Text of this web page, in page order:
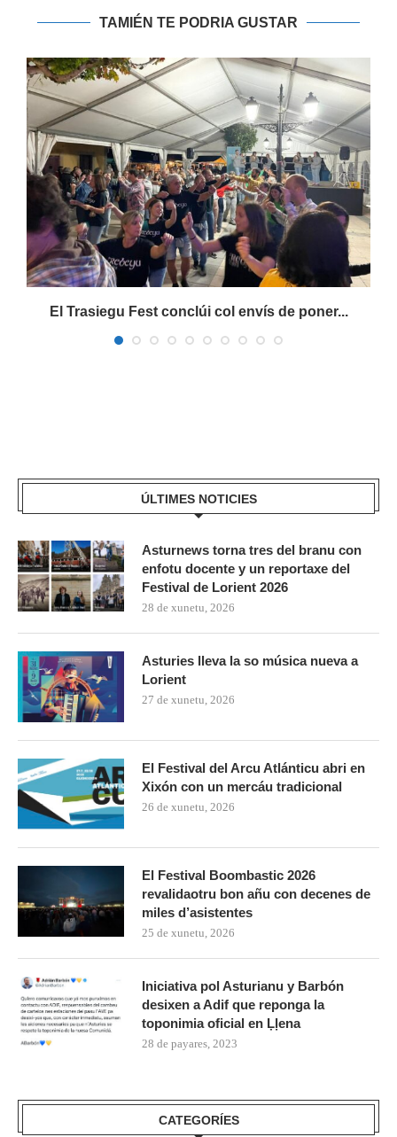
TAMIÉN TE PODRIA GUSTAR
El Trasiegu Fest conclúi col envís de poner...
ÚLTIMES NOTICIES
Asturnews torna tres del branu con
enfotu docente y un reportaxe del
Festival de Lorient 2026
28 de xunetu, 2026
Asturies lleva la so música nueva a
Lorient
27 de xunetu, 2026
El Festival del Arcu Atlánticu abri en
Xixón con un mercáu tradicional
26 de xunetu, 2026
El Festival Boombastic 2026
revalidaotru bon añu con decenes de
miles d’asistentes
25 de xunetu, 2026
Iniciativa pol Asturianu y Barbón
desixen a Adif que reponga la
toponimia oficial en Ḷḷena
28 de payares, 2023
CATEGORÍES